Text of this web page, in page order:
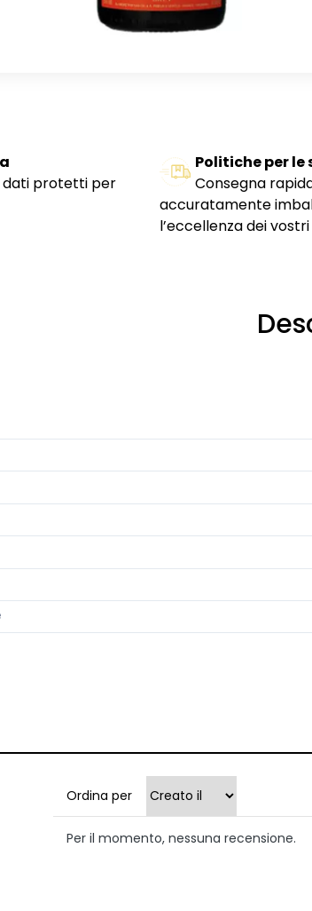
dati protetti per
Politiche per le
Consegna
accuratamente
l’eccellenza dei
Ordina per
Per il momento, nessuna recensione.